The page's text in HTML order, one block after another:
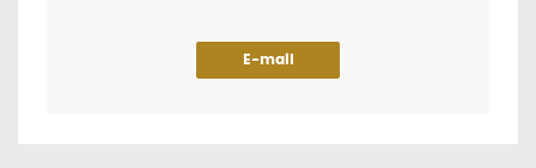
E-mail